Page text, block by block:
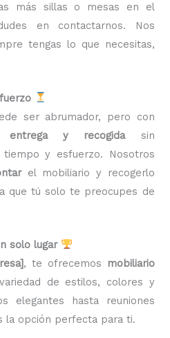
más sillas o mesas en el
en contactarnos. Nos
tengas lo que necesitas,
ser abrumador, pero con
entrega y recogidasin
tiempo y esfuerzo. Nosotros
el mobiliario y recogerlo
que tú solo te preocupes de
solo lugar
, te ofrecemos
mobiliario
de estilos, colores y
elegantes hasta reuniones
la opción perfecta para ti.